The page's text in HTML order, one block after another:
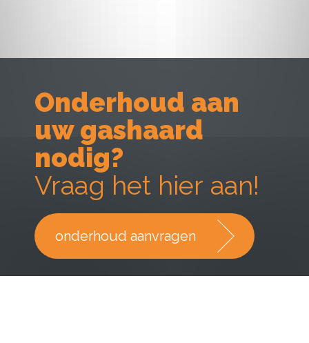
Onderhoud aan
uw gashaard
nodig?
Vraag het hier aan!
onderhoud aanvragen